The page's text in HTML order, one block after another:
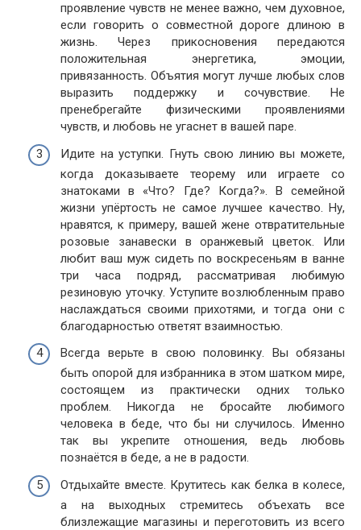
проявление чувств не менее важно, чем духовное,
если говорить о совместной дороге длиною в
жизнь. Через прикосновения передаются
положительная энергетика, эмоции,
привязанность. Объятия могут лучше любых слов
выразить поддержку и сочувствие. Не
пренебрегайте физическими проявлениями
чувств, и любовь не угаснет в вашей паре.
Идите на уступки. Гнуть свою линию вы можете,
когда доказываете теорему или играете со
знатоками в «Что? Где? Когда?». В семейной
жизни упёртость не самое лучшее качество. Ну,
нравятся, к примеру, вашей жене отвратительные
розовые занавески в оранжевый цветок. Или
любит ваш муж сидеть по воскресеньям в ванне
три часа подряд, рассматривая любимую
резиновую уточку. Уступите возлюбленным право
наслаждаться своими прихотями, и тогда они с
благодарностью ответят взаимностью.
Всегда верьте в свою половинку. Вы обязаны
быть опорой для избранника в этом шатком мире,
состоящем из практически одних только
проблем. Никогда не бросайте любимого
человека в беде, что бы ни случилось. Именно
так вы укрепите отношения, ведь любовь
познаётся в беде, а не в радости.
Отдыхайте вместе. Крутитесь как белка в колесе,
а на выходных стремитесь объехать все
близлежащие магазины и переготовить из всего